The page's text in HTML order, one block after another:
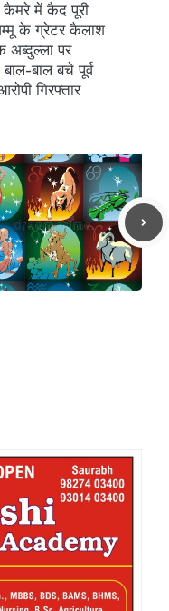
में कैद पूरी
के ग्रेटर कैलाश
अब्दुल्ला पर
बाल-बाल बचे पूर्व
गिरफ्तार